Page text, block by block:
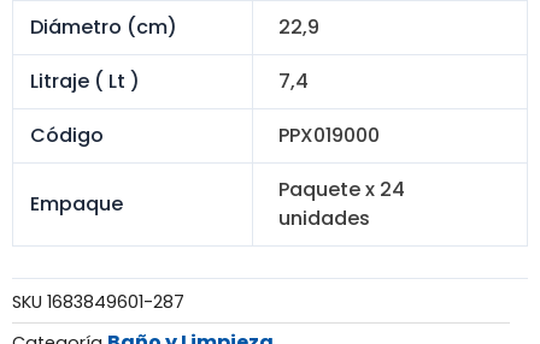
Diámetro (cm)
22,9
Litraje ( Lt )
7,4
Código
PPX019000
Empaque
Paquete x 24
unidades
SKU 1683849601-287